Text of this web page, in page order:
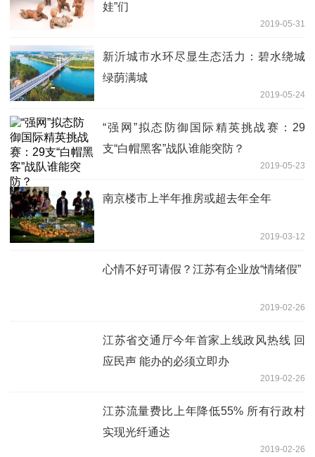
娃”们
2019-05-31
新沂城市水环尽显生态活力：碧水绕城
绿荫满城
2019-05-24
“强网”拟态防御国际精英挑战赛：29
支“白帽黑客”战队谁能突防？
2019-05-23
南京楼市上半年推房或超去年全年
2019-03-12
心情不好可请假？江苏有企业放“情绪假”
2019-02-26
江苏省交通厅今年首家上线政风热线 回
应民声 能办的必须立即办
2019-02-26
江苏流量费比上年降低55% 所有行政村
实现光纤通达
2019-02-26